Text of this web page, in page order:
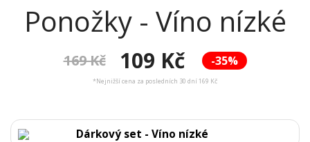
Ponožky - Víno nízké
-35%
169 Kč 109 Kč
*Nejnižší cena za posledních 30 dní 169 Kč
Dárkový set - Víno nízké